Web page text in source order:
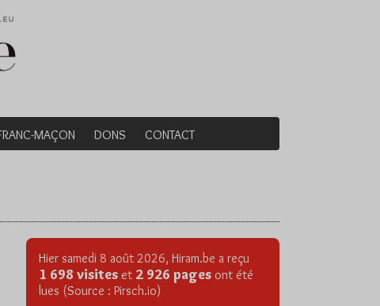
MAÇON DONS CONTACT
Hier samedi 8 août 2026, Hiram.be a reçu
1 698 visites et 2 926 pages ont été
lues (Source : Pirsch.io)